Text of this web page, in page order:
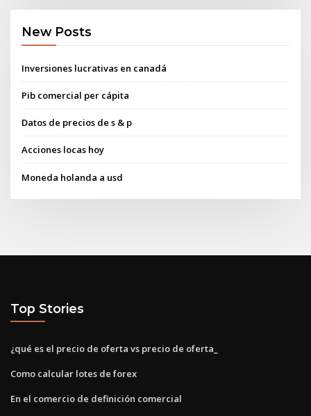
New Posts
Inversiones lucrativas en canadá
Pib comercial per cápita
Datos de precios de s & p
Acciones locas hoy
Moneda holanda a usd
Top Stories
¿qué es el precio de oferta vs precio de oferta_
Como calcular lotes de forex
En el comercio de definición comercial